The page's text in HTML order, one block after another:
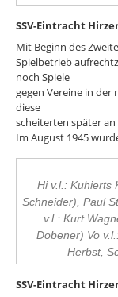
SSV-Eintracht
Mit Beginn des
Spielbetrieb
noch Spiele
gegen Vereine in der
diese
scheiterten später
Im August 1945
Hi v.l.: Kuhierts
Schneider), Paul
v.l.: Kurt
Dobener) Vo
Herbst,
SSV-Eintracht